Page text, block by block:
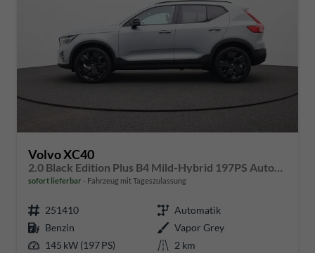
Volvo XC40
2.0 Black Edition Plus B4 Mild-Hybrid 197PS Automatik elektr. PanoDach Rückf.Kamera PDC v+h ACC el.Heckklappe Harman/Kardon-Sound Klimaautomatik Sitzheizung Lenkradheizung Apple CarPlay Android Auto 20-LM
sofort lieferbar Fahrzeug mit Tageszulassung
251410
Automatik
Benzin
Vapor Grey
145 kW (197 PS)
2 km